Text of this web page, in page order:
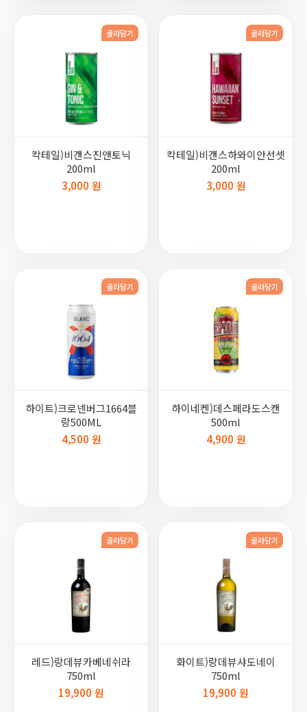
골라담기
칵테일)비갠스진앤토닉
200ml
3,000 원
골라담기
칵테일)비갠스하와이안선셋
200ml
3,000 원
골라담기
하이트)크로넨버그1664블
랑500ML
4,500 원
골라담기
하이네켄)데스페라도스캔
500ml
4,900 원
골라담기
레드)랑데뷰카베네쉬라
750ml
19,900 원
골라담기
화이트)랑데뷰샤도네이
750ml
19,900 원